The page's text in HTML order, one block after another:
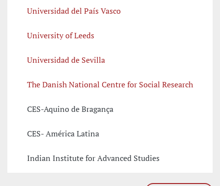
Universidad del País Vasco
University of Leeds
Universidad de Sevilla
The Danish National Centre for Social Research
CES-Aquino de Bragança
CES- América Latina
Indian Institute for Advanced Studies